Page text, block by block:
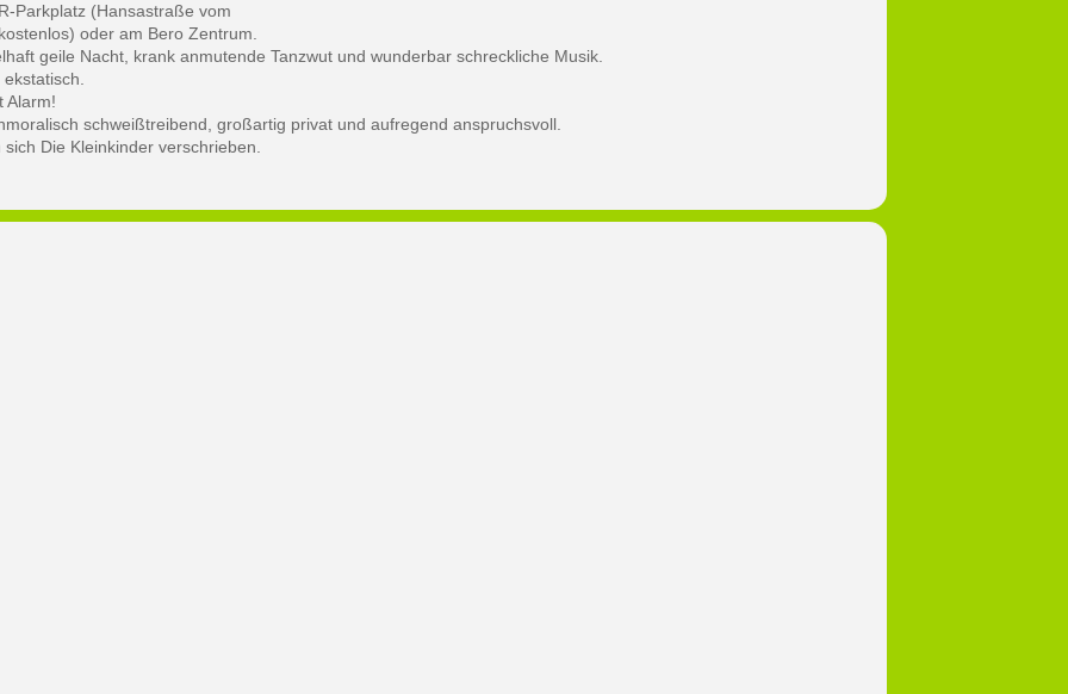
Parkplatz (Hansastraße vom
oder am Bero Zentrum.
geile Nacht, krank anmutende Tanzwut und wunderbar schreckliche Musik.
Alarm!
schweißtreibend, großartig privat und aufregend anspruchsvoll.
Die Kleinkinder verschrieben.